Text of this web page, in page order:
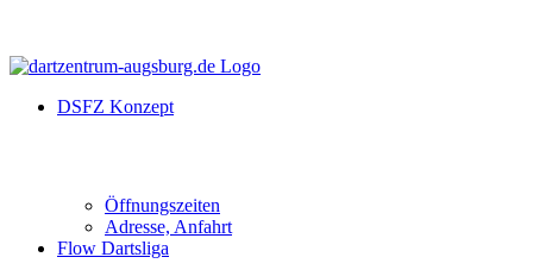
DSFZ Konzept
Öffnungszeiten
Adresse, Anfahrt
Flow Dartsliga